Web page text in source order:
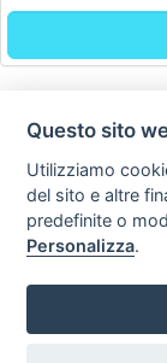
Contatti
Questo sito
Utilizziamo
del sito e altre
predefinite o
Personalizza.